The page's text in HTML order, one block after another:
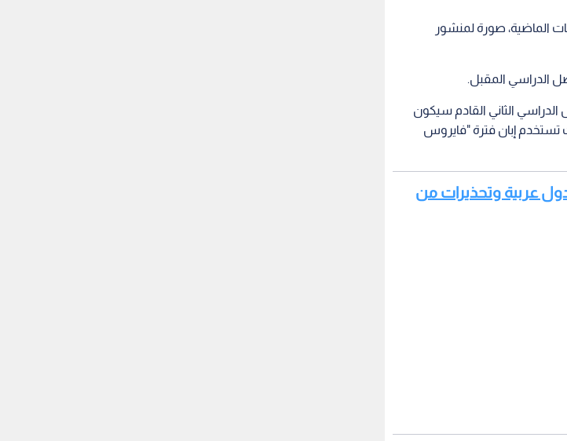
الماضية، صورة لمنشور
الدراسي المقبل.
الثاني القادم سيكون
تستخدم إبان فترة "فايروس
عربية وتحذيرات من